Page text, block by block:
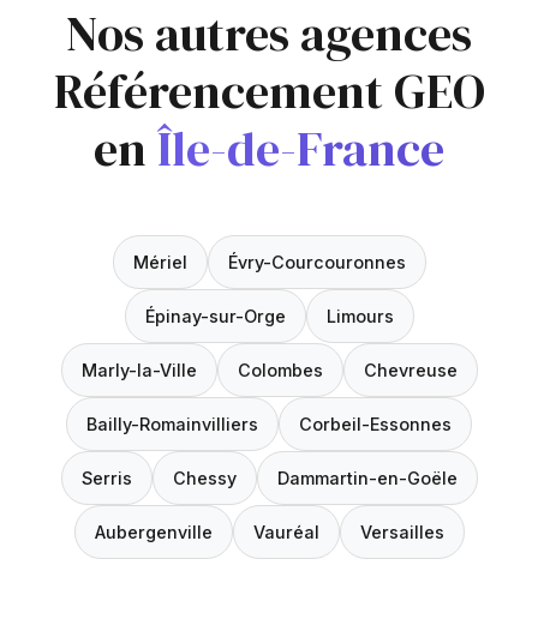
Nos autres agences
Référencement GEO
enÎle-de-France
Mériel Évry-Courcouronnes
Épinay-sur-Orge Limours
Marly-la-Ville Colombes Chevreuse
Bailly-Romainvilliers Corbeil-Essonnes
Serris Chessy Dammartin-en-Goële
Aubergenville Vauréal Versailles